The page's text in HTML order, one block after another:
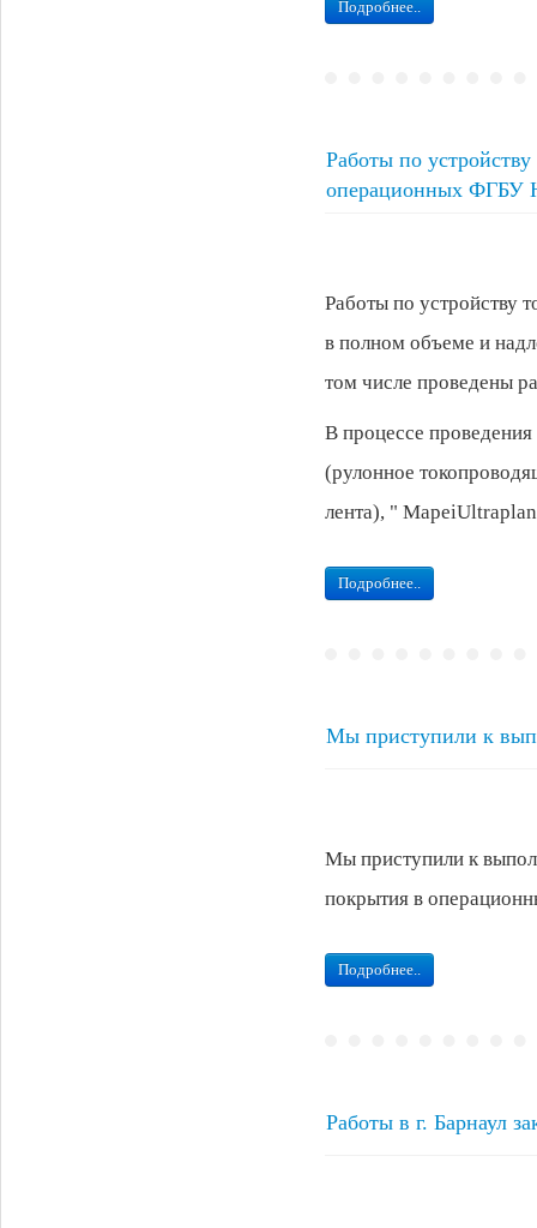
Подробнее..
Работы по
операционных ФГБУ
Работы по
в полном объеме и
том числе проведены
В процессе
(рулонное
лента), "
Подробнее..
Мы приступили к
Мы приступили к
покрытия в
Подробнее..
Работы в г. Барнаул